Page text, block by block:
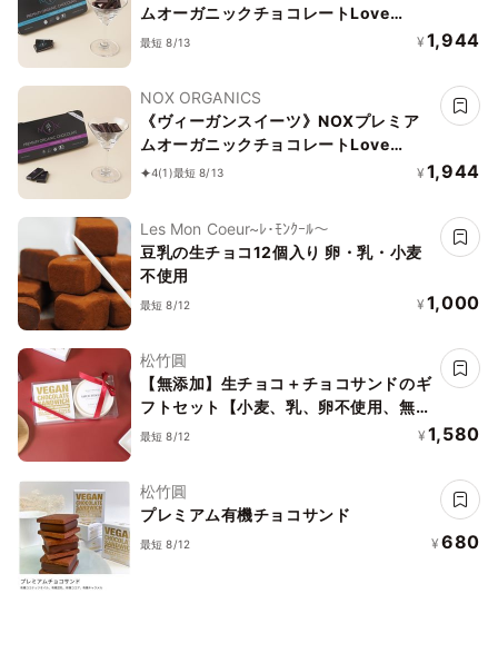
ムオーガニックチョコレートLove
Editionアーモンド＆チアシード12粒
最短 8/13 ¥ 1,944
NOX ORGANICS
《ヴィーガンスイーツ》NOXプレミア
ムオーガニックチョコレートLove
Editionクランベリー12粒
4(1)最短 8/13 ¥ 1,944
Les Mon Coeur~ﾚ･ﾓﾝｸｰﾙ〜
豆乳の生チョコ12個入り 卵・乳・小麦
不使用
最短 8/12 ¥ 1,000
松竹圓
【無添加】生チョコ＋チョコサンドのギ
フトセット【小麦、乳、卵不使用、無添
加、有機】
最短 8/12 ¥ 1,580
松竹圓
プレミアム有機チョコサンド
最短 8/12 ¥ 680